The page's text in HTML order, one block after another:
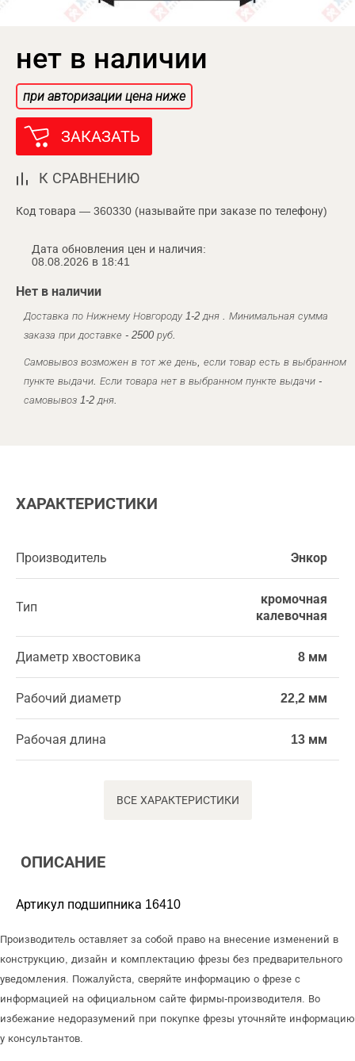
нет в наличии
при авторизации цена ниже
ЗАКАЗАТЬ
К СРАВНЕНИЮ
Код товара — 360330 (называйте при заказе по телефону)
Дата обновления цен и наличия:
08.08.2026 в 18:41
Нет в наличии
Доставка по Нижнему Новгороду 1-2 дня . Минимальная сумма
заказа при доставке - 2500 руб.
Самовывоз возможен в тот же день, если товар есть в выбранном
пункте выдачи. Если товара нет в выбранном пункте выдачи -
самовывоз 1-2 дня.
ХАРАКТЕРИСТИКИ
Производитель Энкор
Тип
кромочная
калевочная
Диаметр хвостовика 8 мм
Рабочий диаметр 22,2 мм
Рабочая длина 13 мм
ВСЕ ХАРАКТЕРИСТИКИ
ОПИСАНИЕ
Артикул подшипника 16410
Производитель оставляет за собой право на внесение изменений в
конструкцию, дизайн и комплектацию фрезы без предварительного
уведомления. Пожалуйста, сверяйте информацию о фрезе с
информацией на официальном сайте фирмы-производителя. Во
избежание недоразумений при покупке фрезы уточняйте информацию
у консультантов.